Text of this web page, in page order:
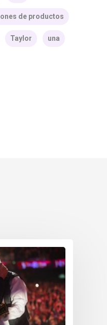
de productos
Taylor una